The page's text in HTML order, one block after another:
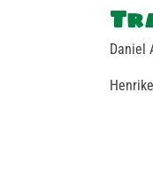
Daniel